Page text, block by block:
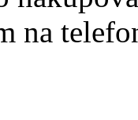
na